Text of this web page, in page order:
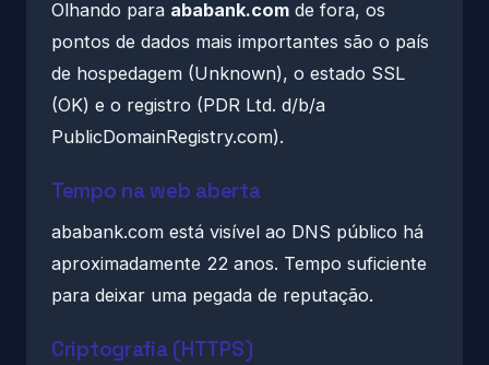
Olhando para ababank.com de fora, os
pontos de dados mais importantes são o país
de hospedagem (Unknown), o estado SSL
(OK) e o registro (PDR Ltd. d/b/a
PublicDomainRegistry.com).
Tempo na web aberta
ababank.com está visível ao DNS público há
aproximadamente 22 anos. Tempo suficiente
para deixar uma pegada de reputação.
Criptografia (HTTPS)